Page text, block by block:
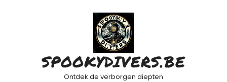
SPOOKYDIVERS.BE
Ontdek de verborgen diepten